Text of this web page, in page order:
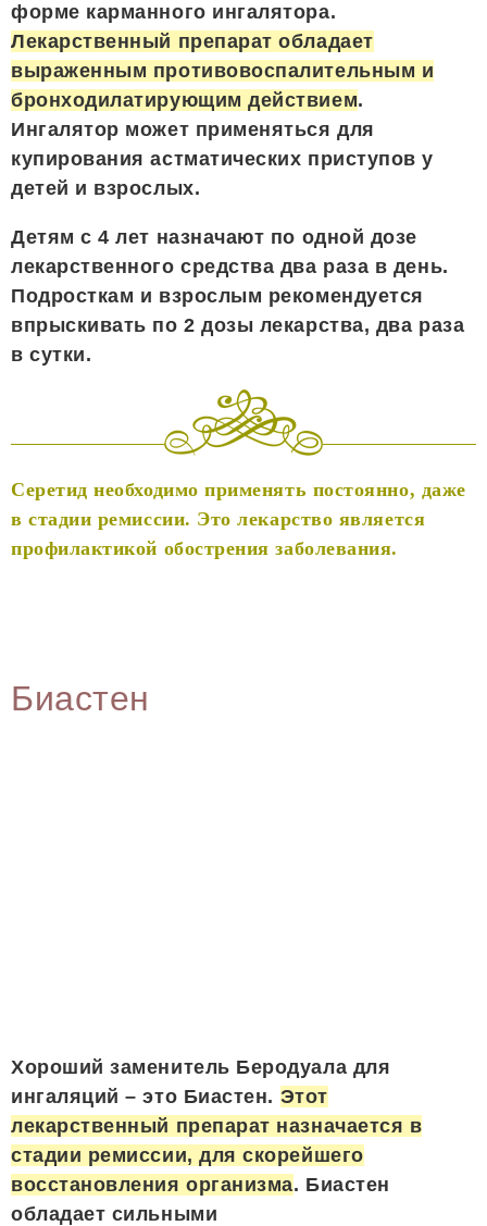
форме карманного ингалятора.
Лекарственный препарат обладает
выраженным противовоспалительным и
бронходилатирующим действием.
Ингалятор может применяться для
купирования астматических приступов у
детей и взрослых.
Детям с 4 лет назначают по одной дозе
лекарственного средства два раза в день.
Подросткам и взрослым рекомендуется
впрыскивать по 2 дозы лекарства, два раза
в сутки.
Серетид необходимо применять постоянно, даже
в стадии ремиссии. Это лекарство является
профилактикой обострения заболевания.
Биастен
Хороший заменитель Беродуала для
ингаляций – это Биастен. Этот
лекарственный препарат назначается в
стадии ремиссии, для скорейшего
восстановления организма. Биастен
обладает сильными